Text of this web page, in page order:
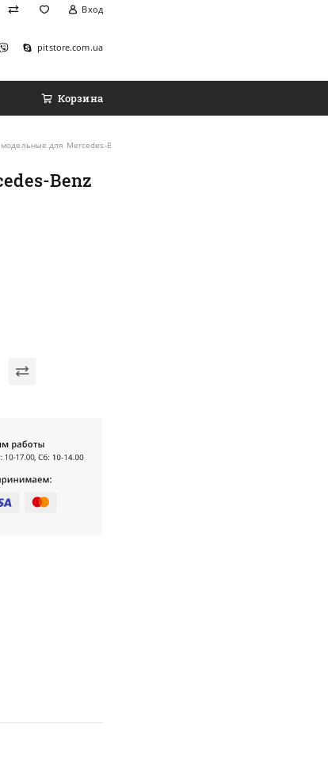
Вход
pitstore.com.ua
Корзина
для Mercedes-Benz C-Class (W202) '93-01 [универсал] (комплект)
Benz